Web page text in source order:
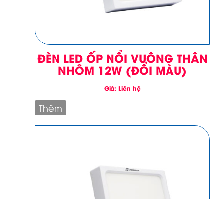
ĐÈN LED ỐP NỔI VUÔNG THÂN
NHÔM 12W (ĐỔI MÀU)
Giá: Liên hệ
Thêm